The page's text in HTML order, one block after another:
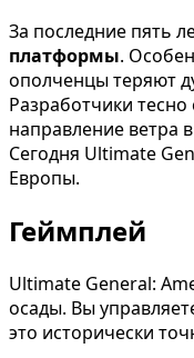
За последние пять
платформы.
ополченцы теряют
Разработчики
направление ветра
Сегодня Ultimate
Европы.
Геймплей
Ultimate General:
осады. Вы
это исторически